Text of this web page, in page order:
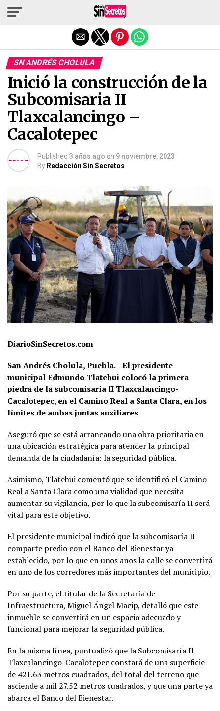
SN ANDRÉS CHOLULA
Inició la construcción de la
Subcomisaria II
Tlaxcalancingo –
Cacalotepec
Published 3 años ago on 9 noviembre, 2023
By Redacción Sin Secretos
DiarioSinSecretos.com
San Andrés Cholula, Puebla.–El presidente
municipal Edmundo Tlatehui colocó la primera
piedra de la subcomisaría II Tlaxcalancingo-
Cacalotepec, en el Camino Real a Santa Clara, en los
límites de ambas juntas auxiliares.
Aseguró que se está arrancando una obra prioritaria en
una ubicación estratégica para atender la principal
demanda de la ciudadanía: la seguridad pública.
Asimismo, Tlatehui comentó que se identificó el Camino
Real a Santa Clara como una vialidad que necesita
aumentar su vigilancia, por lo que la subcomisaría II será
vital para este objetivo.
El presidente municipal indicó que la subcomisaría II
comparte predio con el Banco del Bienestar ya
establecido, por lo que en unos años la calle se convertirá
en uno de los corredores más importantes del municipio.
Por su parte, el titular de la Secretaría de
Infraestructura, Miguel Ángel Macip, detalló que este
inmueble se convertirá en un espacio adecuado y
funcional para mejorar la seguridad pública.
En la misma línea, puntualizó que la Subcomisaría II
Tlaxcalancingo-Cacalotepec constará de una superficie
de 421.63 metros cuadrados, del total del terreno que
asciende a mil 27.52 metros cuadrados, y que una parte ya
abarca el Banco del Bienestar.
Salir de la versión móvil